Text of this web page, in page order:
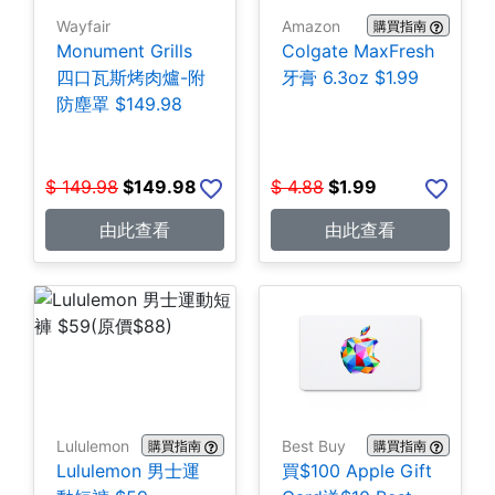
Wayfair
Monument Grills
四口瓦斯烤肉爐-附
防塵罩 $149.98
$ 149.98 $149.98
由此查看
Amazon 購買指南
Colgate MaxFresh
牙膏 6.3oz $1.99
$ 4.88 $1.99
由此查看
Lululemon 購買指南
Lululemon 男士運
Best Buy 購買指南
買$100 Apple Gift